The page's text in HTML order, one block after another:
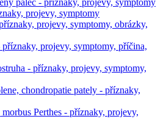
palec - příznaky, projevy, symptomy
projevy, symptomy
projevy, symptomy, obrázky,
projevy, symptomy, příčina,
- příznaky, projevy, symptomy,
chondropatie pately - příznaky,
Perthes - příznaky, projevy,